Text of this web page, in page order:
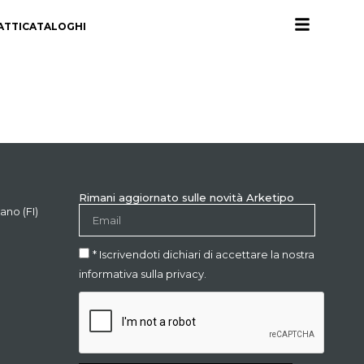
CATALOGHI
(FI)
Rimani aggiornato sulle novità Arketipo
* Iscrivendoti dichiari di accettare la nostra
informativa sulla privacy.